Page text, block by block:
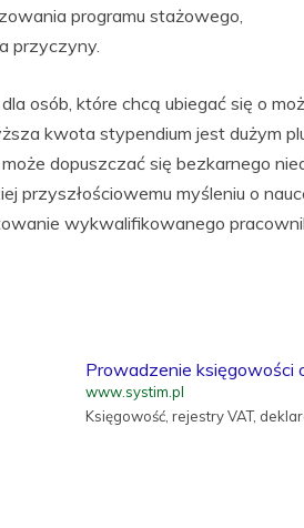
programu stażowego,
przyczyny.
osób, które chcą ubiegać się o
kwota stypendium jest dużym
dopuszczać się bezkarnego
przyszłościowemu myśleniu o
wykwalifikowanego
Prowadzenie księgowości
www.systim.pl
Księgowość, rejestry VAT,